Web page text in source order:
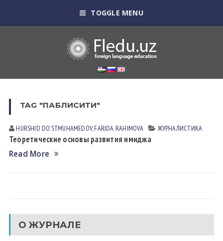
TOGGLE MENU
TAG "ПАБЛИСИТИ"
HURSHID DOʼSTMUHАMEDOV,FARIDA RАHIMOVА ЖУРНАЛИСТИКА
Теоретические основы развития имиджа
Read More
О ЖУРНАЛЕ